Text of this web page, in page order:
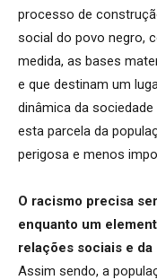
processo de
social do povo negro,
medida, as bases
e que destinam um
dinâmica da
esta parcela da
perigosa e menos
O racismo precisa
enquanto um
relações sociais e
Assim sendo, a